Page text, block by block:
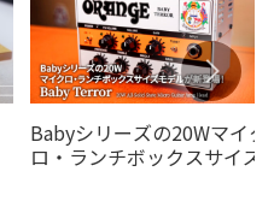
Babyシリーズの20Wマイク
ロ・ランチボックスサイズ